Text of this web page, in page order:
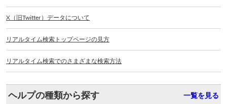
X（旧Twitter）データについて
リアルタイム検索トップページの見方
リアルタイム検索でのさまざまな検索方法
ヘルプの種類から探す 一覧を見る